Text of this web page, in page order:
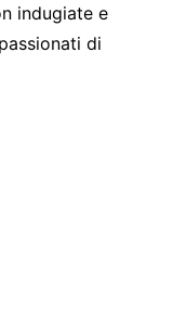
indugiate e
di